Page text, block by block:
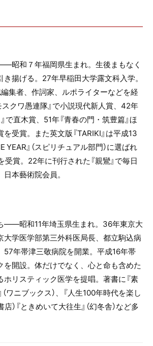
昭和７年福岡県生まれ。生後まもなく
揚げる。27年早稲田大学露文科入学。
集者、作詞家、ルポライターなどを経
クワ愚連隊』で小説現代新人賞、42年
で直木賞、51年『青春の門・筑豊篇』ほ
受賞。また英文版『TARIKI』は平成13
YEAR』（スピリチュアル部門）に選ばれ
賞。22年に刊行された『親鸞』で毎日
本藝術院会員。
――昭和11年埼玉県生まれ。36年東京大
大学医学部第三外科医局長、都立駒込病
57年帯津三敬病院を開業。平成16年帯
を開設。体だけでなく、心と命も含めた
ホリスティック医学を提唱。著書に『素
ワニブックス）、『人生100年時代を楽し
店）『ときめいて大往生』（幻冬舎）など多